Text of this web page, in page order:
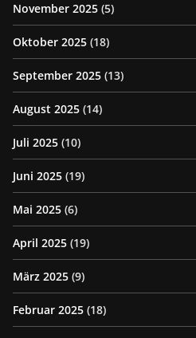
November 2025 (5)
Oktober 2025 (18)
September 2025 (13)
August 2025 (14)
Juli 2025 (10)
Juni 2025 (19)
Mai 2025 (6)
April 2025 (19)
März 2025 (9)
Februar 2025 (18)